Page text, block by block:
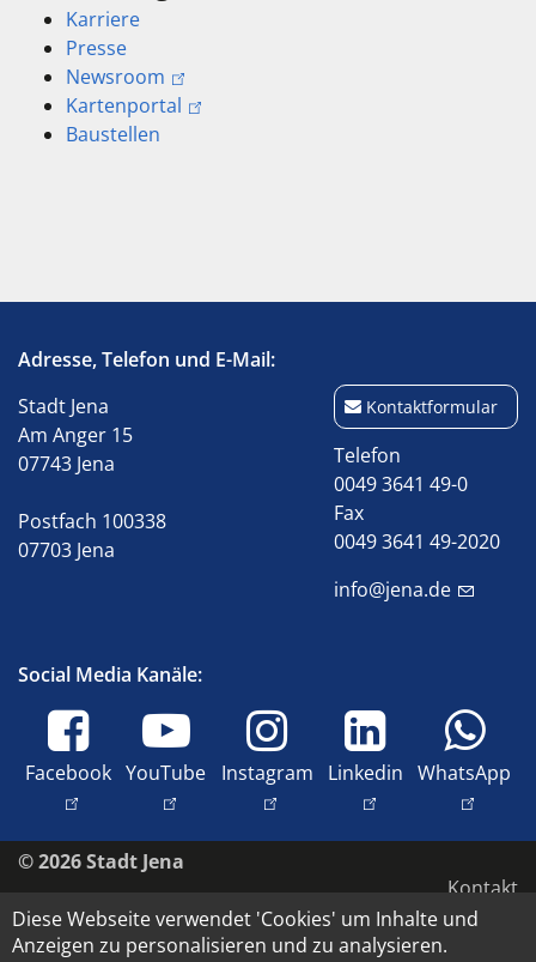
Karriere
Presse
Newsroom
Kartenportal
Baustellen
Adresse, Telefon und E-Mail:
Stadt Jena
Am Anger 15
07743 Jena
Postfach 100338
07703 Jena
Kontaktformular
Telefon
0049 3641 49-0
Fax
0049 3641 49-2020
info@jena.de
Social Media Kanäle:
Facebook YouTube Instagram Linkedin WhatsApp
© 2026 Stadt Jena
Kontakt
Impressum
Barrierefreiheit
Diese Webseite verwendet 'Cookies' um Inhalte und
Anzeigen zu personalisieren und zu analysieren.